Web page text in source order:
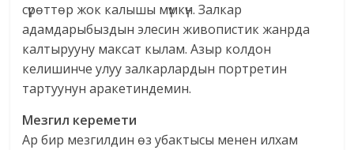
сүрөттөр жок калышы мүмкүн. Залкар
адамдарыбыздын элесин живопистик жанрда
калтырууну максат кылам. Азыр колдон
келишинче улуу залкарлардын портретин
тартуунун аракетиндемин.
Мезгил керемети
Ар бир мезгилдин өз убактысы менен илхам